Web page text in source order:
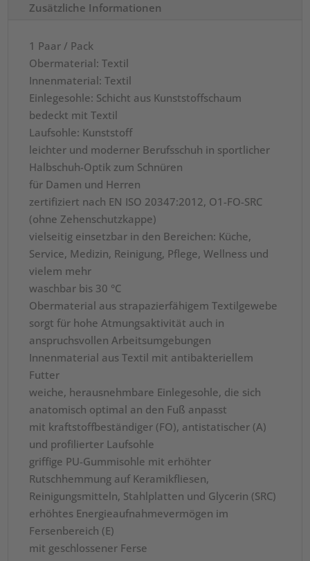
Pack
Menge
Zusätzliche Informationen
1 Paar / Pack
Obermaterial: Textil
Innenmaterial: Textil
Einlegesohle: Schicht aus Kunststoffschaum
bedeckt mit Textil
Laufsohle: Kunststoff
leichter und moderner Berufsschuh in sportlicher
Halbschuh-Optik zum Schnüren
für Damen und Herren
zertifiziert nach EN ISO 20347:2012, O1-FO-SRC
(ohne Zehenschutzkappe)
vielseitig einsetzbar in den Bereichen: Küche,
Service, Medizin, Reinigung, Pflege, Wellness und
vielem mehr
waschbar bis 30 °C
Obermaterial aus strapazierfähigem Textilgewebe
sorgt für hohe Atmungsaktivität auch in
anspruchsvollen Arbeitsumgebungen
Innenmaterial aus Textil mit antibakteriellem
Futter
weiche, herausnehmbare Einlegesohle, die sich
anatomisch optimal an den Fuß anpasst
mit kraftstoffbeständiger (FO), antistatischer (A)
und profilierter Laufsohle
griffige PU-Gummisohle mit erhöhter
Rutschhemmung auf Keramikfliesen,
Reinigungsmitteln, Stahlplatten und Glycerin (SRC)
erhöhtes Energieaufnahmevermögen im
Fersenbereich (E)
mit geschlossener Ferse